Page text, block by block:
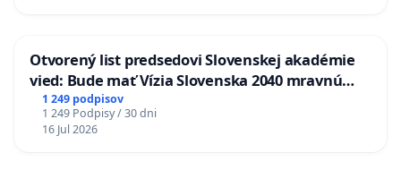
Otvorený list predsedovi Slovenskej akadémie
vied: Bude mať Vízia Slovenska 2040 mravnú
chrbticu?
1 249 podpisov
1 249 Podpisy / 30 dni
16 Jul 2026